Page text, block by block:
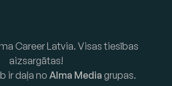
Career Latvia. Visas tiesības
aizsargātas!
ir daļa no Alma Media grupas.